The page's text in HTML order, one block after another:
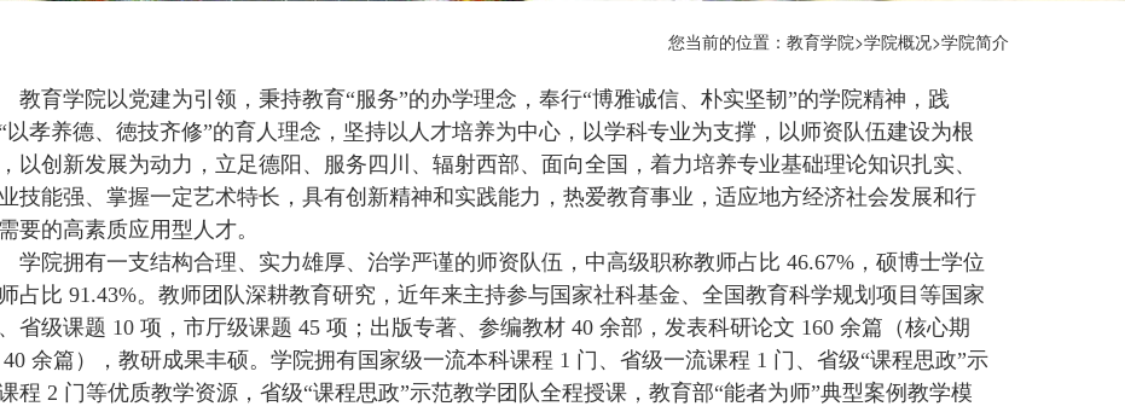
您当前的位置： 教育学院>学院概况>学院简介
教育学院以党建为引领，秉持教育“服务”的办学理念，奉行“博雅诚信、朴实坚韧”的学院精神，践
以孝养德、徳技齐修”的育人理念，坚持以人才培养为中心，以学科专业为支撑，以师资队伍建设为根
以创新发展为动力，立足德阳、服务四川、辐射西部、面向全国，着力培养专业基础理论知识扎实、
技能强、掌握一定艺术特长，具有创新精神和实践能力，热爱教育事业，适应地方经济社会发展和行
要的高素质应用型人才。
学院拥有一支结构合理、实力雄厚、治学严谨的师资队伍，中高级职称教师占比 46.67%，硕博士学位
占比 91.43%。教师团队深耕教育研究，近年来主持参与国家社科基金、全国教育科学规划项目等国家
省级课题 10 项，市厅级课题 45 项；出版专著、参编教材 40 余部，发表科研论文 160 余篇（核心期
余篇），教研成果丰硕。学院拥有国家级一流本科课程 1 门、省级一流课程 1 门、省级“课程思政”示
程 2 门等优质教学资源，省级“课程思政”示范教学团队全程授课，教育部“能者为师”典型案例教学模